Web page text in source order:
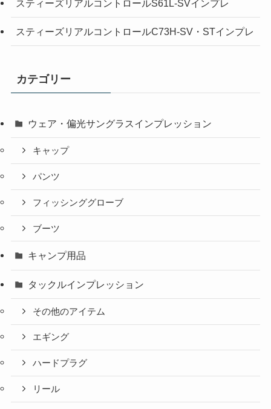
スティーズリアルコントロールS61L-SVインプレ
スティーズリアルコントロールC73H-SV・STインプレ
カテゴリー
ウェア・偏光サングラスインプレッション
キャップ
パンツ
フィッシンググローブ
ブーツ
キャンプ用品
タックルインプレッション
その他のアイテム
エギング
ハードプラグ
リール